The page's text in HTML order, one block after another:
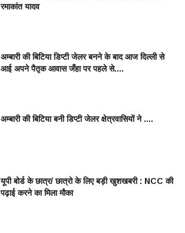
रमाकांत यादव
अम्बारी की बिटिया डिप्टी जेलर बनने के बाद आज दिल्ली से
आई अपने पैतृक आवास जँहा पर पहले से....
अम्बारी की बिटिया बनी डिप्टी जेलर क्षेत्रवासियों ने ....
यूपी बोर्ड के छात्र/ छात्रो के लिए बड़ी खुशखबरी : NCC की
पढ़ाई करने का मिला मौका